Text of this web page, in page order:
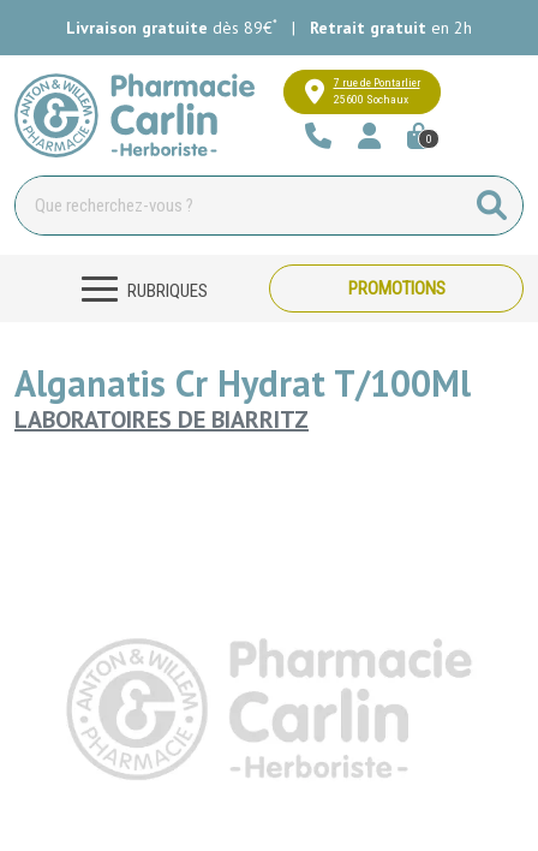
Livraison gratuite dès 89€* | Retrait gratuit en 2h
Pharmacie Carlin Votre
7 rue de Pontarlier
25600 Sochaux
0
RUBRIQUES PROMOTIONS
Alganatis Cr Hydrat T/100Ml
LABORATOIRES DE BIARRITZ